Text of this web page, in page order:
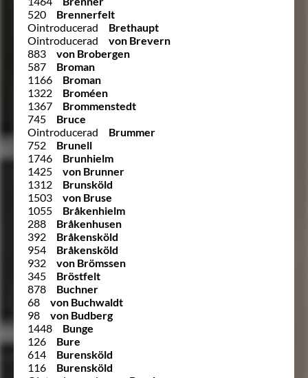
520
Brennerfelt
Ointroducerad
Brethaupt
Ointroducerad
von Brevern
883
von Brobergen
587
Broman
1166
Broman
1322
Broméen
1367
Brommenstedt
745
Bruce
Ointroducerad
Brummer
752
Brunell
1746
Brunhielm
1425
von Brunner
1312
Brunsköld
1503
von Bruse
1055
Bråkenhielm
288
Bråkenhusen
392
Bråkensköld
954
Bråkensköld
932
von Brömssen
345
Bröstfelt
878
Buchner
68
von Buchwaldt
98
von Budberg
1448
Bunge
126
Bure
614
Burensköld
116
Burensköld